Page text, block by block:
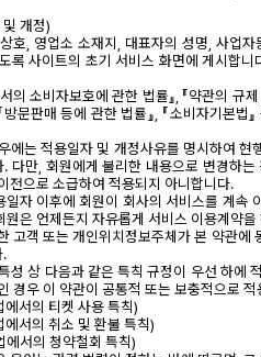
개정)
호, 영업소 소재지, 대표자의 성명, 사업
록 사이트의 초기 서비스 화면에 게시합
의 소비자보호에 관한 법률』, 『약관의 규제
방문판매 등에 관한 법률』, 『소비자기본
에는 적용일자 및 개정사유를 명시하여
다만, 회원에게 불리한 내용으로 변경하
전으로 소급하여 적용되지 아니합니다.
자 이후에 회원이 회사의 서비스를 계속
원은 언제든지 자유롭게 서비스 이용계약
고객 또는 개인위치정보주체가 본 약관
.
성 상 다음과 같은 특칙 규정이 우선 하에
경우 이 약관이 공통적 또는 보충적으로 적
서의 티켓 사용 특칙)
서의 취소 및 환불 특칙)
서의 청약철회 특칙)